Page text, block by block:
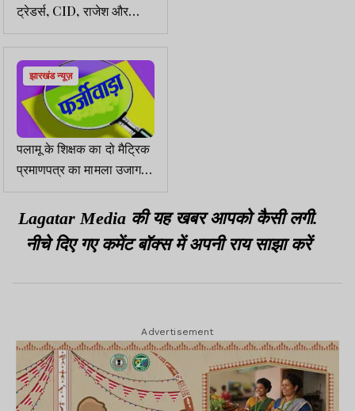
ट्रेडर्स, CID, राजेश और
यमाजाकि व्हिस्की
झारखंड न्यूज़
पलामू के शिक्षक का दो मैट्रिक
प्रमाणपत्र का मामला उजागर,
उप-प्रधान ने की शिकायत
Lagatar Media की यह खबर आपको कैसी लगी.
नीचे दिए गए कमेंट बॉक्स में अपनी राय साझा करें
Advertisement